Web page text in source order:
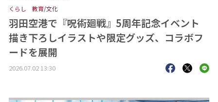
おすすめコンテンツ
出版物
会社概要
くらし 教育/文化
羽田空港で『呪術廻戦』5周年記念イベント
描き下ろしイラストや限定グッズ、コラボフ
ードを展開
2026.07.02 13:30